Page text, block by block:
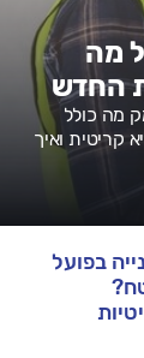
מה
החדש
מה כולל
קריטית ואיך
בפועל